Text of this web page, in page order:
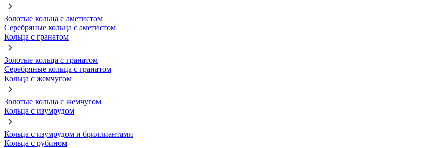
Золотые кольца с аметистом
Серебряные кольца с аметистом
Кольца с гранатом
Золотые кольца с гранатом
Серебряные кольца с гранатом
Кольца с жемчугом
Золотые кольца с жемчугом
Кольца с изумрудом
Кольца с изумрудом и бриллиантами
Кольца с рубином